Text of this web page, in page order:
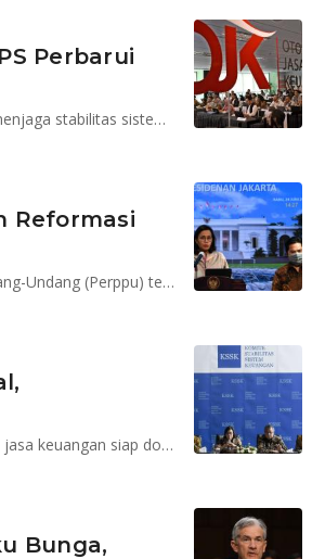
Perbarui
Guna mengoptimalkan penanganan permasalahan perbankan guna menjaga stabilitas sistem keuangan di masa pandemi Covid-19
Reformasi
Pemerintah tengah mengodok Peraturan Pemerintah Pengganti Undang-Undang (Perppu) tentang Reformasi Sistem Keuangan
Ketua Dewan Komisioner OJK, Wimboh Santoso menyatakan industri jasa keuangan siap dorong pemulihan ekonomi
Bunga,